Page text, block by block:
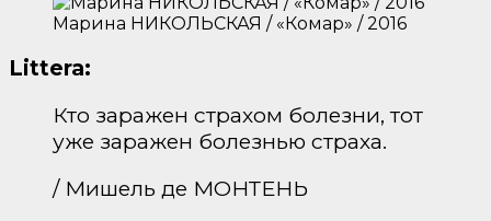
Марина НИКОЛЬСКАЯ / «Комар» / 2016
Littera:
Кто заражен страхом болезни, тот
уже заражен болезнью страха.
/ Мишель де МОНТЕНЬ